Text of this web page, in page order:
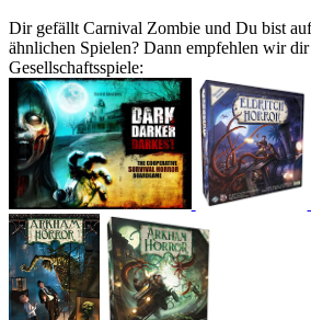
Dir gefällt Carnival Zombie und Du bist
ähnlichen Spielen? Dann empfehlen wir dir
Gesellschaftsspiele: